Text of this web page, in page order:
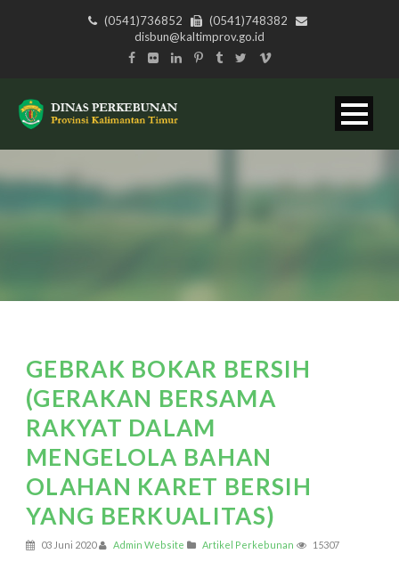
(0541)736852
(0541)748382
disbun@kaltimprov.go.id
GEBRAK BOKAR BERSIH
(GERAKAN BERSAMA
RAKYAT DALAM
MENGELOLA BAHAN
OLAHAN KARET BERSIH
YANG BERKUALITAS)
03 Juni 2020 Admin Website Artikel Perkebunan 15307